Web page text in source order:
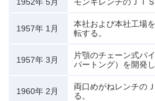
1957年 1月
本社および本社工場
転する。
1957年 3月
片顎のチェーン式パ
パートング）を開発
1960年 2月
両口めがねレンチの
る。